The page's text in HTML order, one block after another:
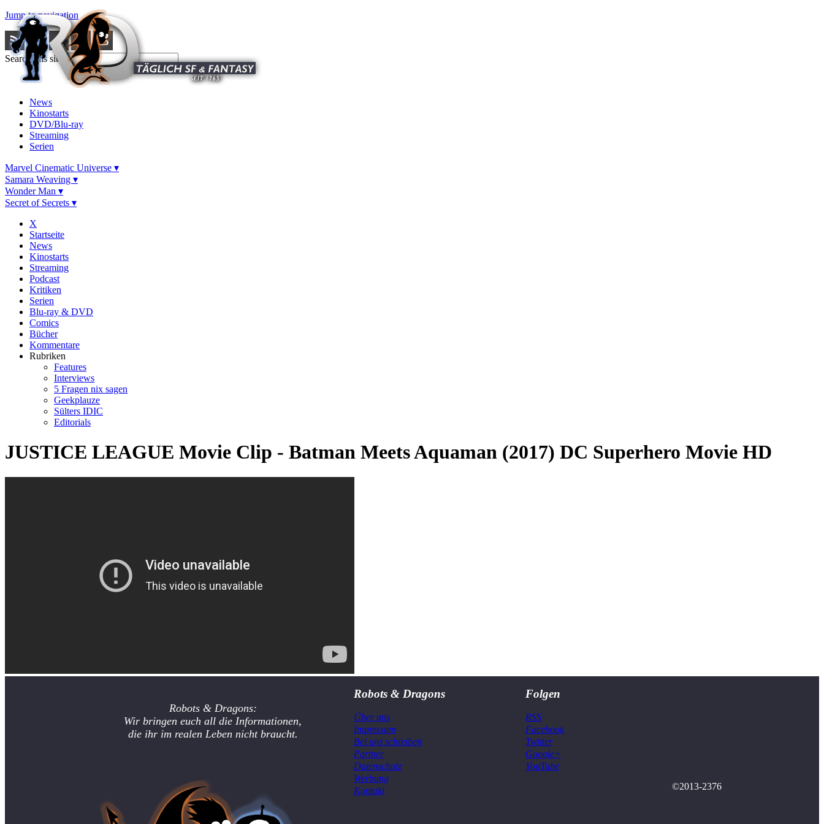
Jump to navigation
Search this site
News
Kinostarts
DVD/Blu-ray
Streaming
Serien
Marvel Cinematic Universe ▾
Samara Weaving ▾
Wonder Man ▾
Secret of Secrets ▾
X
Startseite
News
Kinostarts
Streaming
Podcast
Kritiken
Serien
Blu-ray & DVD
Comics
Bücher
Kommentare
Rubriken
Features
Interviews
5 Fragen nix sagen
Geekplauze
Sülters IDIC
Editorials
JUSTICE LEAGUE Movie Clip - Batman Meets Aquaman (2017) DC Superhero Movie HD
Robots & Dragons:
Wir bringen euch all die Informationen,
die ihr im realen Leben nicht braucht.
Robots & Dragons
Über uns
Impressum
Bei uns schreiben
Partner
Datenschutz
Werbung
Kontakt
Folgen
RSS
Facebook
Twitter
Google+
YouTube
©2013-2376